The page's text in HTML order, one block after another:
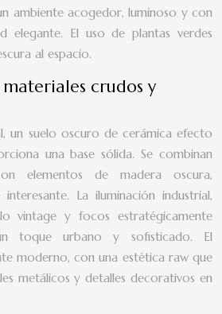
ambiente acogedor, luminoso y con
elegante. El uso de plantas verdes
al espacio.
crudos y
un suelo oscuro de cerámica efecto
una base sólida. Se combinan
elementos de madera oscura,
La iluminación industrial,
vintage y focos estratégicamente
toque urbano y sofisticado. El
moderno, con una estética raw que
metálicos y detalles decorativos en